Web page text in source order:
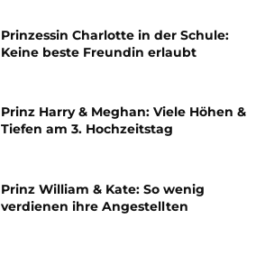
Prinzessin Charlotte in der Schule:
Keine beste Freundin erlaubt
Prinz Harry & Meghan: Viele Höhen &
Tiefen am 3. Hochzeitstag
Prinz William & Kate: So wenig
verdienen ihre Angestellten